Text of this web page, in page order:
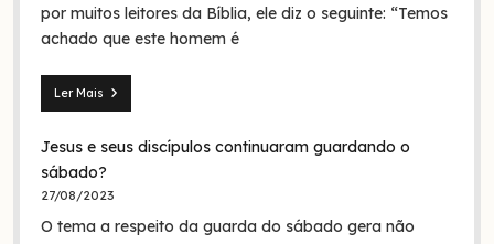
em
nome
da
por muitos leitores da Bíblia, ele diz o seguinte: “Temos
achado que este homem é
Ler Mais
Seita
nazarenos:
quem
foram
na
Jesus e seus discípulos continuaram guardando o
sábado?
27/08/2023
O tema a respeito da guarda do sábado gera não